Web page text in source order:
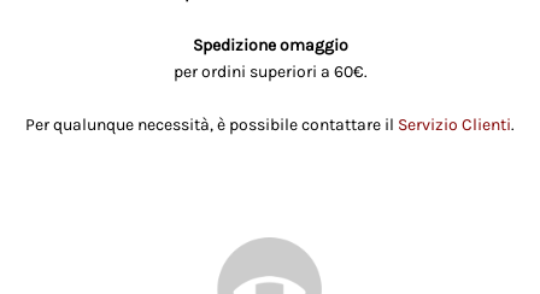
Spedizione omaggio
per ordini superiori a 60€.
Per qualunque necessità, è possibile contattare il Servizio Clienti.